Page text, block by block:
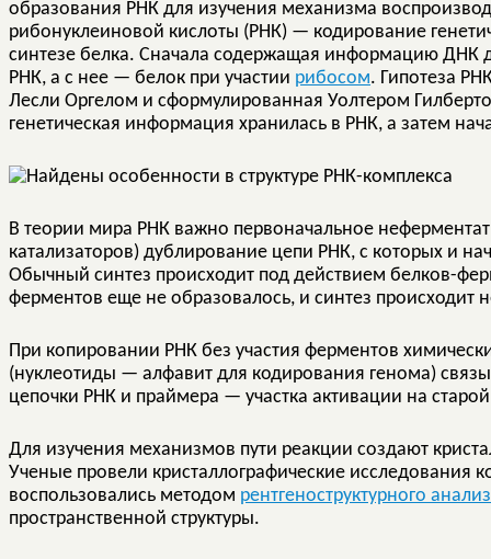
образования РНК для изучения механизма
рибонуклеиновой кислоты (РНК) — кодирование
синтезе белка. Сначала содержащая информацию ДНК
РНК, а с нее — белок при участии рибосом. Гипотеза
Лесли Оргелом и сформулированная Уолтером
генетическая информация хранилась в РНК, а затем
В теории мира РНК важно первоначальное
катализаторов) дублирование цепи РНК, с которых и
Обычный синтез происходит под действием белков-
ферментов еще не образовалось, и синтез происходит
При копировании РНК без участия ферментов
(нуклеотиды — алфавит для кодирования генома)
цепочки РНК и праймера — участка активации на
Для изучения механизмов пути реакции создают
Ученые провели кристаллографические
воспользовались методом рентгеноструктурного
пространственной структуры.